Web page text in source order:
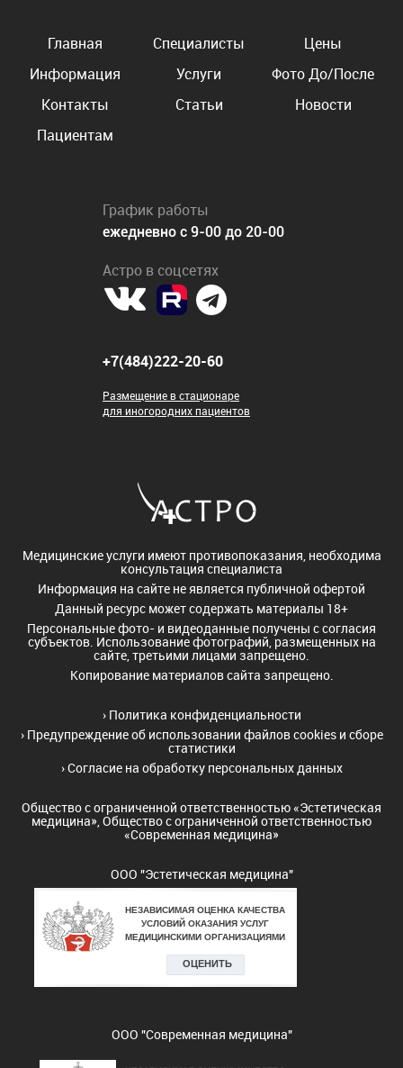
Главная Специалисты
Цены
Информация
Услуги
Фото До/После
Контакты
Статьи
Новости
Пациентам
График работы
ежедневно с 9-00 до 20-00
Астро в соцсетях
+7(484)222-20-60
Размещение в стационаре
для иногородних пациентов
Медицинские услуги имеют противопоказания, необходима
консультация специалиста
Информация на сайте не является публичной офертой
Данный ресурс может содержать материалы 18+
Персональные фото- и видеоданные получены с согласия
субъектов. Использование фотографий, размещенных на
сайте, третьими лицами запрещено.
Копирование материалов сайта запрещено.
› Политика конфиденциальности
› Предупреждение об использовании файлов cookies и сборе
статистики
›Согласие на обработку персональных данных
Общество с ограниченной ответственностью «Эстетическая
медицина», Общество с ограниченной ответственностью
«Современная медицина»
ООО "Эстетическая медицина"
ООО "Современная медицина"